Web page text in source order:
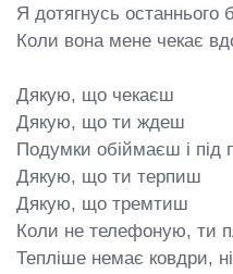
Я дотягнусь останнього
Коли вона мене чекає
Дякую, що чекаєш
Дякую, що ти ждеш
Подумки обіймаєш і під
Дякую, що ти терпиш
Дякую, що тремтиш
Коли не телефоную, ти
Тепліше немає ковдри,